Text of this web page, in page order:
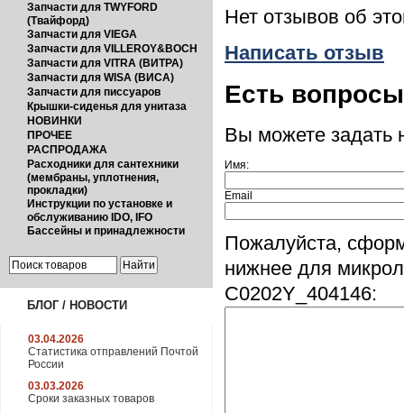
Запчасти для TWYFORD
(Твайфорд)
Запчасти для VIEGA
Запчасти для VILLEROY&BOCH
Запчасти для VITRA (ВИТРА)
Запчасти для WISA (ВИСА)
Запчасти для писсуаров
Крышки-сиденья для унитаза
НОВИНКИ
ПРОЧЕЕ
РАСПРОДАЖА
Расходники для сантехники
(мембраны, уплотнения,
прокладки)
Инструкции по установке и
обслуживанию IDO, IFO
Бассейны и принадлежности
БЛОГ / НОВОСТИ
03.04.2026
Статистика отправлений Почтой
России
03.03.2026
Сроки заказных товаров
Нет отзывов об
Написать отзыв
Есть
Вы можете
Имя:
Email
Пожалуйста,
нижнее для
C0202Y_404146: